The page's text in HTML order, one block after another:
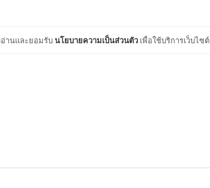
อ่านและยอมรับนโยบายความเป็นส่วนตัว เพื่อใช้บริการเว็บไซต์